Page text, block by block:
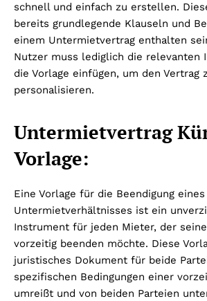
schnell und einfach zu erstellen.
bereits grundlegende Klauseln und
einem Untermietvertrag enthalten
Nutzer muss lediglich die relevanten
die Vorlage einfügen, um den Vertrag
personalisieren.
Untermietvertrag
Vorlage:
Eine Vorlage für die Beendigung eines
Untermietverhältnisses ist ein
Instrument für jeden Mieter, der
vorzeitig beenden möchte. Diese
juristisches Dokument für beide
spezifischen Bedingungen einer
umreißt und von beiden Parteien